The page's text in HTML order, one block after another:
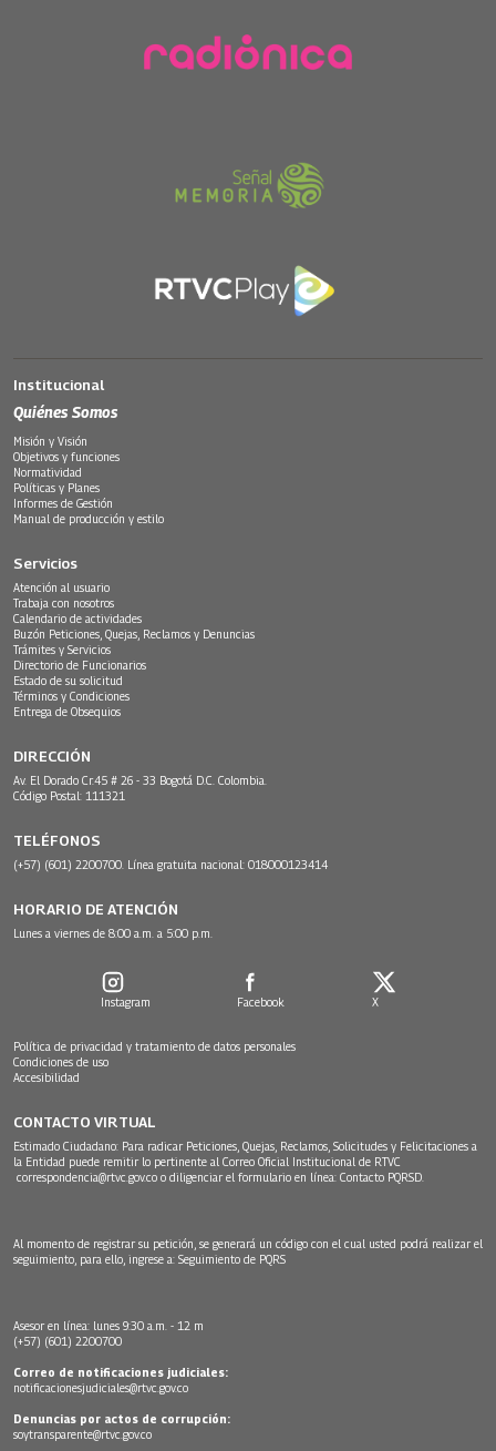
Institucional
Quiénes Somos
Misión y Visión
Objetivos y funciones
Normatividad
Políticas y Planes
Informes de Gestión
Manual de producción y estilo
Servicios
Atención al usuario
Trabaja con nosotros
Calendario de actividades
Buzón Peticiones, Quejas, Reclamos y Denuncias
Trámites y Servicios
Directorio de Funcionarios
Estado de su solicitud
Términos y Condiciones
Entrega de Obsequios
DIRECCIÓN
Av. El Dorado Cr.45 # 26 - 33 Bogotá D.C. Colombia.
Código Postal: 111321
TELÉFONOS
(+57) (601) 2200700. Línea gratuita nacional: 018000123414
HORARIO DE ATENCIÓN
Lunes a viernes de 8:00 a.m. a 5:00 p.m.
Instagram Facebook X
Política de privacidad y tratamiento de datos personales
Condiciones de uso
Accesibilidad
CONTACTO VIRTUAL
Estimado Ciudadano: Para radicar Peticiones, Quejas, Reclamos, Solicitudes y Felicitaciones a
la Entidad puede remitir lo pertinente al Correo Oficial Institucional de RTVC
correspondencia@rtvc.gov.co o diligenciar el formulario en línea: Contacto PQRSD.
Al momento de registrar su petición, se generará un código con el cual usted podrá realizar el
seguimiento, para ello, ingrese a: Seguimiento de PQRS
Asesor en línea: lunes 9:30 a.m. - 12 m
(+57) (601) 2200700
Correo de notificaciones judiciales:
notificacionesjudiciales@rtvc.gov.co
Denuncias por actos de corrupción:
soytransparente@rtvc.gov.co